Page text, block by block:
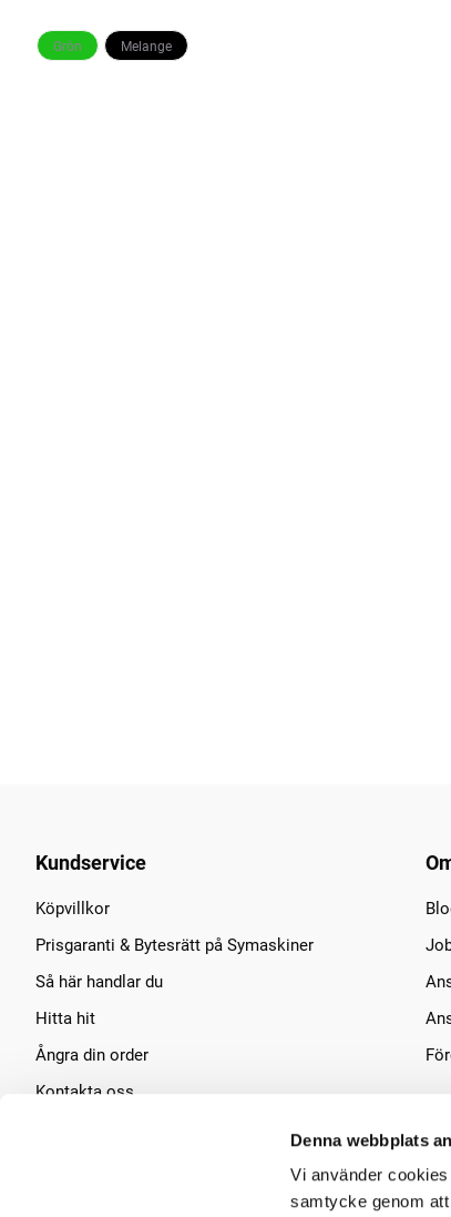
Denna webbplats
Vi använder
samtycke genom
Grön Melange
Kundservice
Köpvillkor
Prisgaranti & Bytesrätt på Symaskiner
Så här handlar du
Hitta hit
Ångra din order
Kontakta oss